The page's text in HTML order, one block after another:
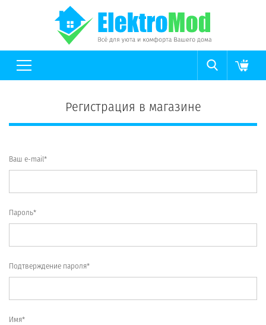
Регистрация в магазине
Ваш e-mail*
Пароль*
Подтверждение пароля*
Имя*